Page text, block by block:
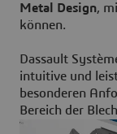
Metal Design,
können.
Dassault
intuitive und
besonderen
Bereich der